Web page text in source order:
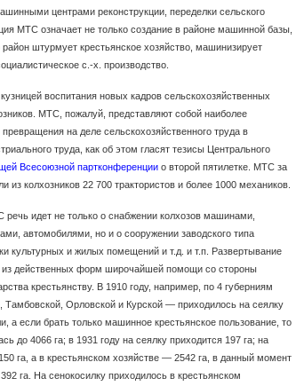
центрами реконструкции, переделки сельского
МТС означает не только создание в районе машинной базы,
штурмует крестьянское хозяйство, машинизирует
с.-х. производство.
воспитания новых кадров сельскохозяйственных
МТС, пожалуй, представляют собой наиболее
на деле сельскохозяйственного труда в
труда, как об этом гласят тезисы Центрального
Всесоюзной партконференции о второй пятилетке. МТС за
из колхозников 22 700 трактористов и более 1000 механиков.
речь идет не только о снабжении колхозов машинами,
автомобилями, но и о сооружении заводского типа
культурных и жилых помещений и т.д. и т.п. Развертывание
действенных форм широчайшей помощи со стороны
крестьянству. В 1910 году, например, по 4 губерниям
Орловской и Курской — приходилось на сеялку
а если брать только машинное крестьянское пользование, то
до 4066 га; в 1931 году на сеялку приходится 197 га; на
га, а в крестьянском хозяйстве — 2542 га, в данный момент
га. На сенокосилку приходилось в крестьянском